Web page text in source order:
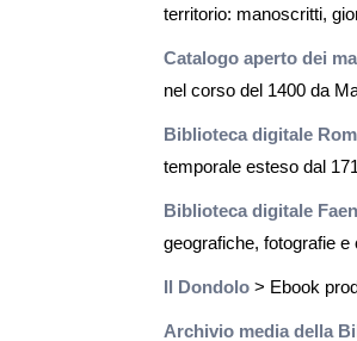
territorio: manoscritti,
Catalogo aperto dei
nel corso del 1400 da
Biblioteca digitale
temporale esteso dal
Biblioteca digitale
geografiche, fotografie
Il Dondolo > Ebook
Archivio media della